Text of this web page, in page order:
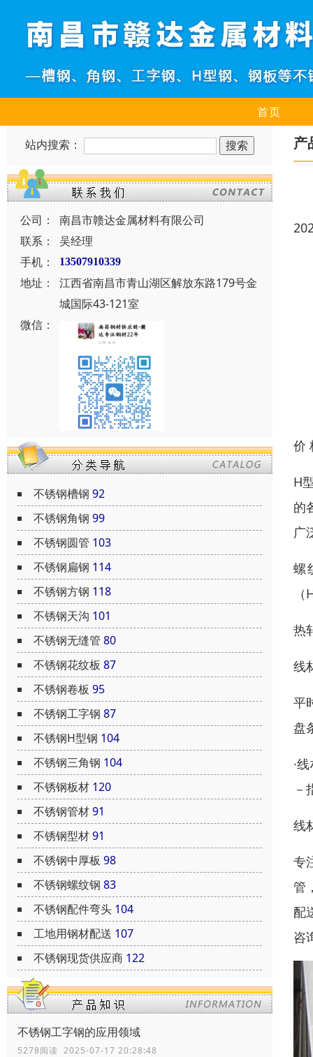
首页
站内搜索：
公司：
南昌市赣达金属材料有限公司
联系：
吴经理
手机：
13507910339
地址：
江西省南昌市青山湖区解放东路179号金
城国际43-121室
微信：
不锈钢槽钢 92
不锈钢角钢 99
不锈钢圆管 103
不锈钢扁钢 114
不锈钢方钢 118
不锈钢天沟 101
不锈钢无缝管 80
不锈钢花纹板 87
不锈钢卷板 95
不锈钢工字钢 87
不锈钢H型钢 104
不锈钢三角钢 104
不锈钢板材 120
不锈钢管材91
不锈钢型材91
不锈钢中厚板 98
不锈钢螺纹钢 83
不锈钢配件弯头 104
工地用钢材配送 107
不锈钢现货供应商 122
不锈钢工字钢的应用领域
5278阅读 2025-07-17 20:28:48
产
价
H
的
广
螺
热
线
平
盘
·
－
线
专
管
配
咨